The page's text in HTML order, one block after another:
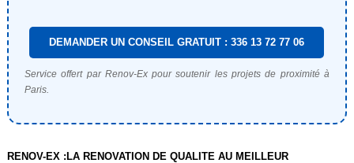
DEMANDER UN CONSEIL GRATUIT : 336 13 72 77 06
Service offert par Renov-Ex pour soutenir les projets de proximité à
Paris.
RENOV-EX :LA RENOVATION DE QUALITE AU MEILLEUR